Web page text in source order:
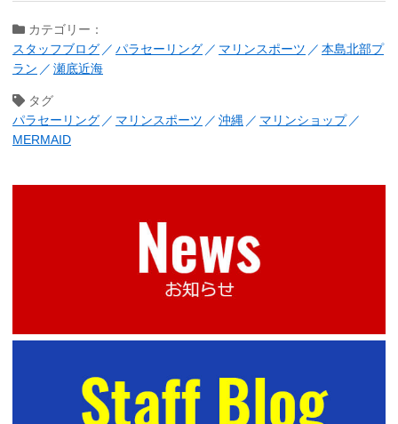
カテゴリー：
スタッフブログ
パラセーリング マリンスポーツ
本島北部プ
ラン
瀬底近海
タグ
パラセーリング
マリンスポーツ 沖縄
マリンショップ
MERMAID